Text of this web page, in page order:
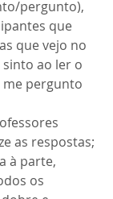
pergunto),
que
que vejo no
ao ler o
pergunto
as respostas;
à parte,
os